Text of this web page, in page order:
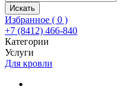
Искать
Избранное ( 0 )
+7 (8412) 466-840
Категории
Услуги
Для кровли